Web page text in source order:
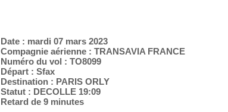
Date : mardi 07 mars 2023
Compagnie aérienne : TRANSAVIA FRANCE
Numéro du vol : TO8099
Départ : Sfax
Destination : PARIS ORLY
Statut : DECOLLE 19:09
Retard de 9 minutes